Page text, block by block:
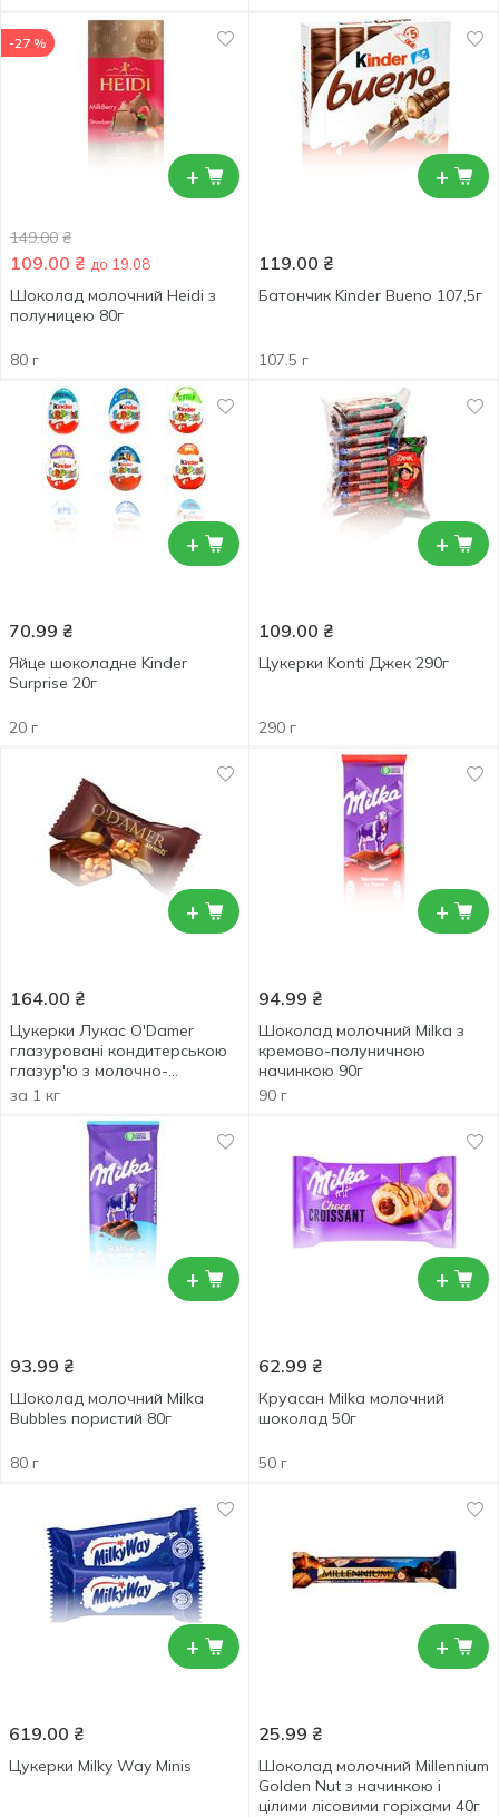
+
-27 %
149.00 ₴
109.00 ₴ до 19.08
Шоколад молочний Heidi з
полуницею 80г
80 г
+
119.00 ₴
Батончик Kinder Bueno 107,5г
107.5 г
+
70.99 ₴
Яйце шоколадне Kinder
Surprise 20г
20 г
+
109.00 ₴
Цукерки Konti Джек 290г
290 г
+
164.00 ₴
Цукерки Лукас O'Damer
глазуровані кондитерською
глазур'ю з молочно-
грильяжною начинкою
за 1 кг
+
94.99 ₴
Шоколад молочний Milka з
кремово-полуничною
начинкою 90г
90 г
+
93.99 ₴
Шоколад молочний Milka
Bubbles пористий 80г
80 г
+
62.99 ₴
Круасан Milka молочний
шоколад 50г
50 г
+
619.00 ₴
Цукерки Milky Way Minis
+
25.99 ₴
Шоколад молочний Millennium
Golden Nut з начинкою і
цілими лісовими горіхами 40г